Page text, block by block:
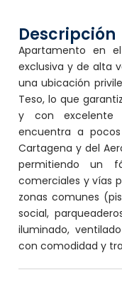
Descripción
Apartamento en
exclusiva y de alta
una ubicación
Teso, lo que
y con excelente
encuentra a
Cartagena y del
permitiendo un
comerciales y vías
zonas comunes
social,
iluminado,
con comodidad y